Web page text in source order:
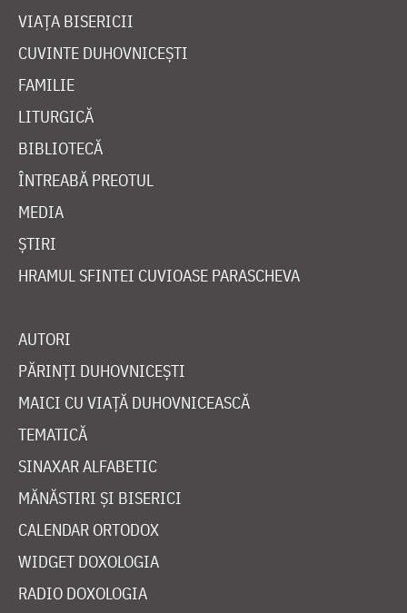
VIAȚA BISERICII
CUVINTE DUHOVNICEȘTI
FAMILIE
LITURGICĂ
BIBLIOTECĂ
ÎNTREABĂ PREOTUL
MEDIA
ȘTIRI
HRAMUL SFINTEI CUVIOASE PARASCHEVA
AUTORI
PĂRINȚI DUHOVNICEȘTI
MAICI CU VIAȚĂ DUHOVNICEASCĂ
TEMATICĂ
SINAXAR ALFABETIC
MĂNĂSTIRI ȘI BISERICI
CALENDAR ORTODOX
WIDGET DOXOLOGIA
RADIO DOXOLOGIA